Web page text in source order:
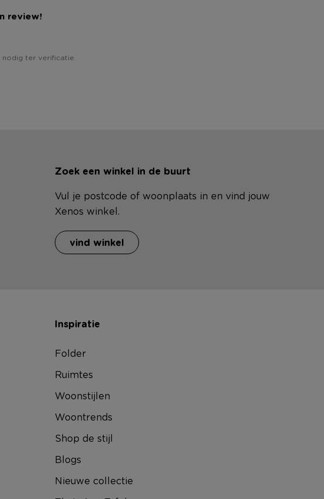
review!
nodig ter verificatie.
Zoek een winkel in de buurt
Vul je postcode of woonplaats in en vind jouw
Xenos winkel.
vind winkel
Inspiratie
Folder
Ruimtes
Woonstijlen
Woontrends
Shop de stijl
Blogs
Nieuwe collectie